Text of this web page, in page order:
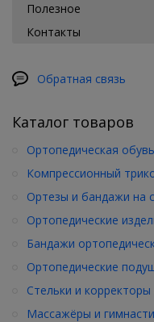
Полезное
Контакты
Обратная связь
Каталог товаров
Ортопедическая обувь
Компрессионный
Ортезы и бандажи на
Ортопедические
Бандажи
Ортопедические
Стельки и
Массажёры и